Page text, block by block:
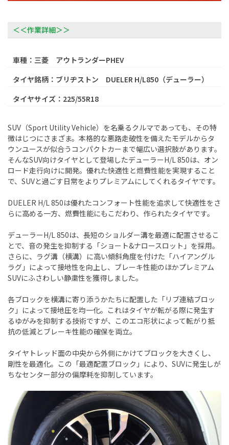
＜＜作業詳細＞＞
車種：三菱 アウトランダーPHEV
タイヤ銘柄：ブリヂストン DUELER H/L850（デューラー）
タイヤサイズ：225/55R18
SUV（Sport Utility Vehicle）を名乗るクルマであっても、その特
徴はじつにさまざま。本格的な悪路走破性を備えたモデルからタ
ウンユースが似合うコンパクトカーまで幅広い選択肢があります。
そんなSUV向けタイヤとして登場したデューラーH/L 850は、オン
ロード走行向けに開発。優れた快適性と燃費性能を実現すること
で、SUVと過ごす日常をよりプレミアムにしてくれるタイヤです。
DUELER H/L 850は優れたコンフォート性能を追求して快適性をさ
らに高める一方、燃費性能にもこだわり、作られたタイヤです。
デューラーH/L 850は、長短のショルダー溝を最適に配置させるこ
とで、音の発生を抑制する「ショート&ナロースロット」を採用。
さらに、ラグ溝（横溝）に高い傾斜角度を付けた「ハイアングル
ラグ」によって接地性を向上し、ブレーキ性能のほかプレミアム
SUVにふさわしい静粛性を獲得しました。
各ブロックを横溝に寄り添うかたちに配置した「リブ連結ブロッ
ク」によって接地圧を均一化。これはタイヤが転がる際に発生す
るゆがみを抑制する技術ですが、このエコ形状によって転がり抵
抗の低減とブレーキ性能の確保を両立。
タイヤトレッド面の中央から外側にかけてブロックを大きくし、
剛性を最適化。この「最適配置ブロック」により、SUVに発生しが
ちなセンター部分の偏摩耗を抑制しています。